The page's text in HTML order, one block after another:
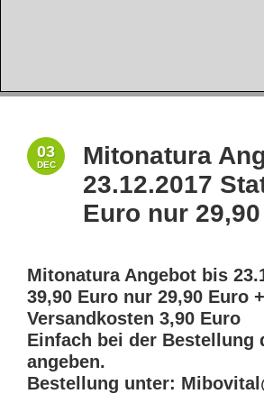
03
DEC
Mitonatura
23.12.2017
Euro nur
Mitonatura Angebot bis
39,90 Euro nur 29,90 Euro
Versandkosten 3,90 Euro
Einfach bei der Bestellung
angeben.
Bestellung unter: